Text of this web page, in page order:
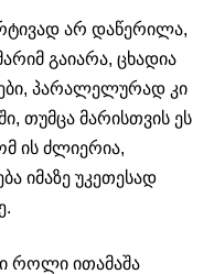
არ დაწერილა,
გაიარა, ცხადია
პარალელურად კი
თუმცა მარისთვის ეს
ის ძლიერია,
იმაზე უკეთესად
როლი ითამაშა